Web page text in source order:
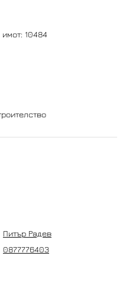
10484
Питър Радев
0877776403